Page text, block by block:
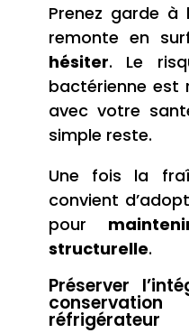
Prenez garde à
remonte en
hésiter. Le
bactérienne est
avec votre
simple reste.
Une fois la
convient
pour
structurelle.
Préserver
réfrigérateur